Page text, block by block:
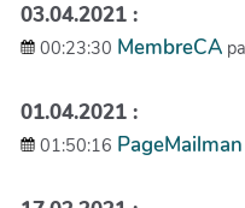
03.04.2021 :
00:23:30 MembreCA
01.04.2021 :
01:50:16 PageMailman